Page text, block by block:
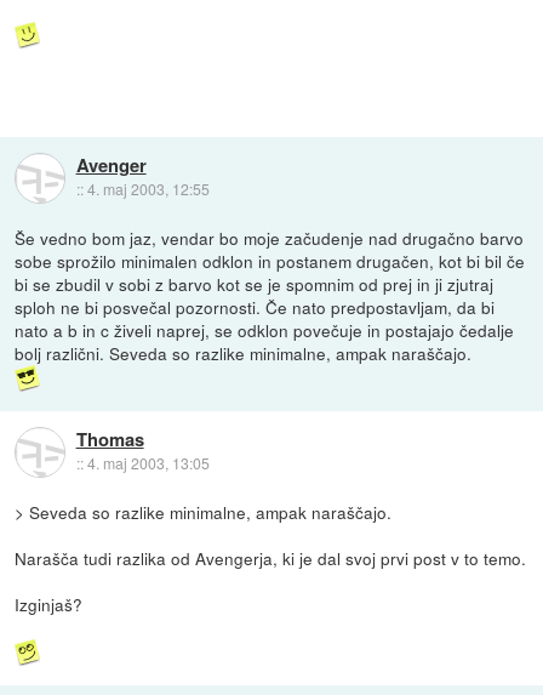
Avenger
::4. maj 2003, 12:55
Še vedno bom jaz, vendar bo moje začudenje nad drugačno barvo
sobe sprožilo minimalen odklon in postanem drugačen, kot bi bil če
bi se zbudil v sobi z barvo kot se je spomnim od prej in ji zjutraj
sploh ne bi posvečal pozornosti. Če nato predpostavljam, da bi
nato a b in c živeli naprej, se odklon povečuje in postajajo čedalje
bolj različni. Seveda so razlike minimalne, ampak naraščajo.
Thomas
::4. maj 2003, 13:05
> Seveda so razlike minimalne, ampak naraščajo.
Narašča tudi razlika od Avengerja, ki je dal svoj prvi post v to temo.
Izginjaš?